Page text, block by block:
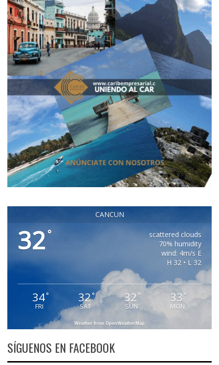
CANCUN
32 °
scattered clouds
70% humidity
wind: 4m/s E
H 32 • L 32
34°
FRI
32°
SAT
32 °
SUN
33 °
MON
Weather from OpenWeatherMap
SÍGUENOS EN FACEBOOK